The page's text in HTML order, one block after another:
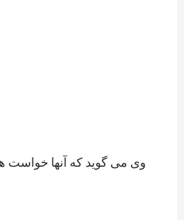
وی می گوید که آنها خواست